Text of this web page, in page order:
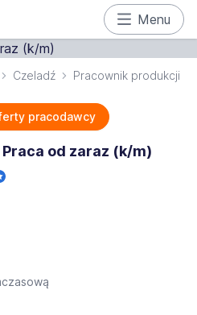
Menu
Czeladź Pracownik produkcji
pracodawcy
od zaraz (k/m)